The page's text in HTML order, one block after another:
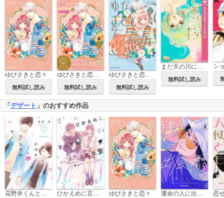
ゆびさきと恋々
無料試し読み
ゆびさきと恋々 プチデザ
無料試し読み
ゆびさきと恋々 特装版
無料試し読み
まだ天の川にいけない
無料試し読み
「 デザート 」のおすすめ作品
花野井くんと恋の病 ひかえめに言っても、これは愛 ゆびさきと恋々 運命の人に出会う話